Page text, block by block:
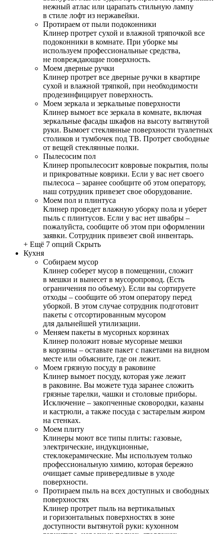
нежный атлас или царапать стильную лампу
в стиле лофт из нержавейки.
Протираем от пыли подоконники
Клинер протрет сухой и влажной тряпочкой все
подоконники в комнате. При уборке мы
используем профессиональные средства,
не повреждающие поверхность.
Моем дверные ручки
Клинер протрет все дверные ручки в квартире
сухой и влажной тряпкой, при необходимости
продезинфицирует поверхность.
Моем зеркала и зеркальные поверхности
Клинер вымоет все зеркала в комнате, включая
зеркальные фасады шкафов на высоту вытянутой
руки. Вымоет стеклянные поверхности туалетных
столиков и тумбочек под ТВ. Протрет свободные
от вещей стеклянные полки.
Пылесосим пол
Клинер пропылесосит ковровые покрытия, полы
и прикроватные коврики. Если у вас нет своего
пылесоса – заранее сообщите об этом оператору,
наш сотрудник привезет свое оборудование.
Моем пол и плинтуса
Клинер проведет влажную уборку пола и уберет
пыль с плинтусов. Если у вас нет швабры –
пожалуйста, сообщите об этом при оформлении
заявки. Сотрудник привезет свой инвентарь.
+ Ещё 7 опций Скрыть
Кухня
Собираем мусор
Клинер соберет мусор в помещении, сложит
в мешки и вынесет в мусоропровод. (Есть
ограничения по объему). Если вы сортируете
отходы – сообщите об этом оператору перед
уборкой. В этом случае сотрудник подготовит
пакеты с отсортированным мусором
для дальнейшей утилизации.
Меняем пакеты в мусорных корзинах
Клинер положит новые мусорные мешки
в корзины – оставьте пакет с пакетами на видном
месте или объясните, где он лежит.
Моем грязную посуду в раковине
Клинер вымоет посуду, которая уже лежит
в раковине. Вы можете туда заранее сложить
грязные тарелки, чашки и столовые приборы.
Исключение – закопченные сковородки, казаны
и кастрюли, а также посуда с застарелым жиром
на стенках.
Моем плиту
Клинеры моют все типы плиты: газовые,
электрические, индукционные,
стеклокерамические. Мы используем только
профессиональную химию, которая бережно
очищает самые привередливые в уходе
поверхности.
Протираем пыль на всех доступных и свободных
поверхностях
Клинер протрет пыль на вертикальных
и горизонтальных поверхностях в зоне
доступности вытянутой руки: кухонном